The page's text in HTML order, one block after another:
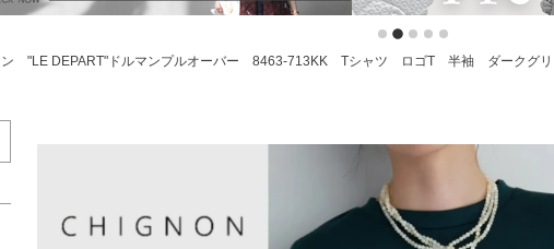
ン "LE DEPART"ドルマンプルオーバー 8463-713KK Tシャツ ロゴT 半袖 ダークグ